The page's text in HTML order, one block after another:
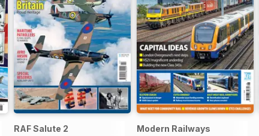
RAF Salute 2 Modern Railways